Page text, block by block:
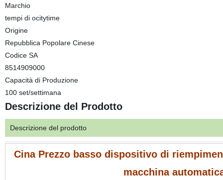
Marchio
tempi di ocitytime
Origine
Repubblica Popolare Cinese
Codice SA
8514909000
Capacità di Produzione
100 set/settimana
Descrizione del Prodotto
Descrizione del prodotto
Cina Prezzo basso dispositivo di
macchina